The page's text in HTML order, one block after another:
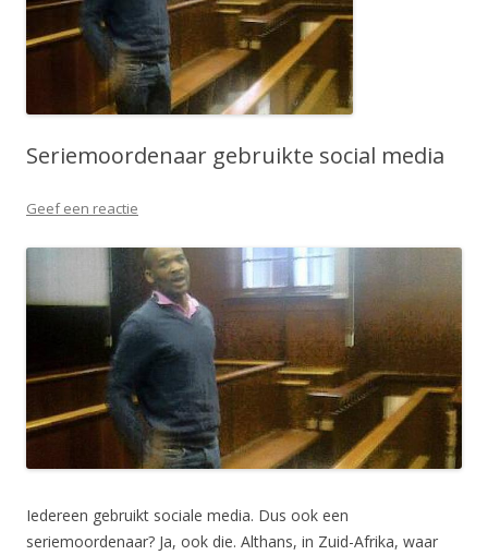
Seriemoordenaar gebruikte social media
Geef een reactie
Iedereen gebruikt sociale media. Dus ook een
seriemoordenaar? Ja, ook die. Althans, in Zuid-Afrika, waar